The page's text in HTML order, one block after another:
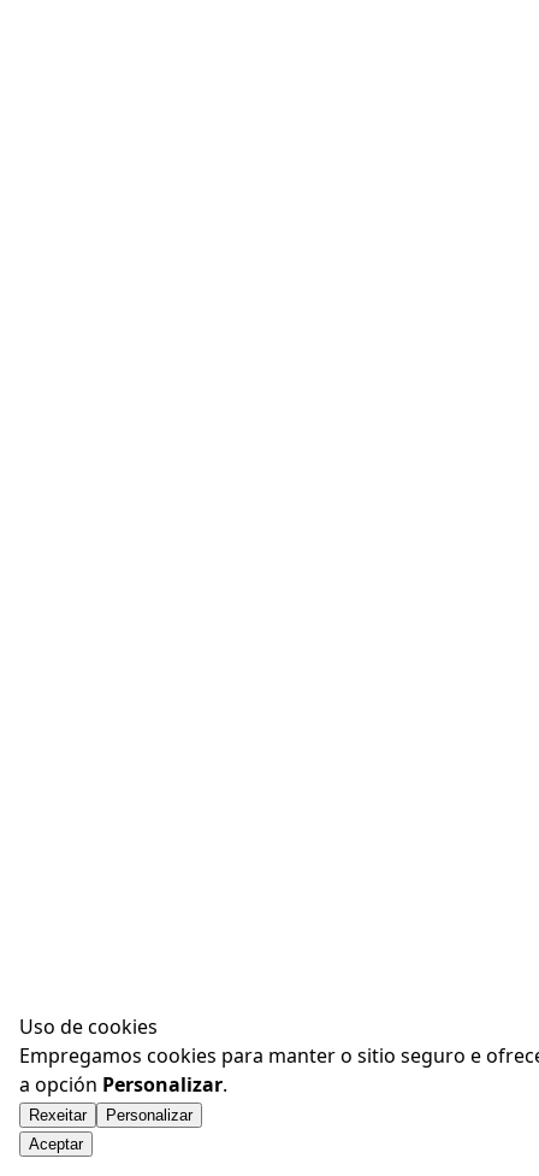
Uso de cookies
Empregamos cookies para manter o sitio seguro e
a opción Personalizar.
Rexeitar
Personalizar
Aceptar